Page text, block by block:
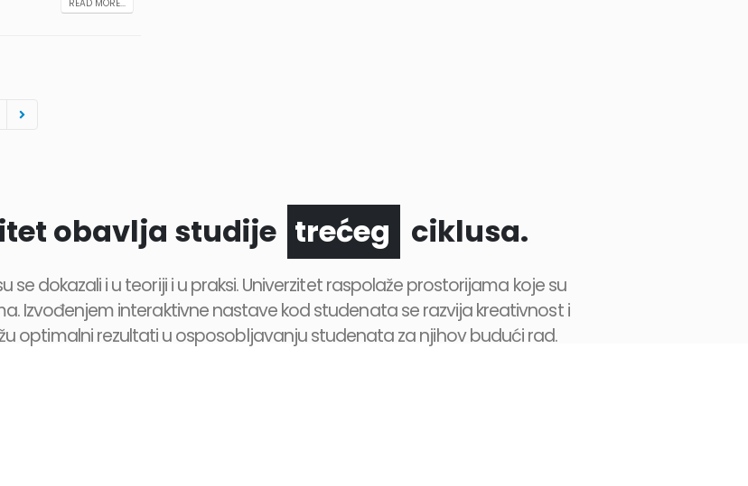
READ MORE...
obavlja studije prvog
trećeg
ciklusa.
se dokazali i u teoriji i u praksi. Univerzitet raspolaže prostorijama koje su
Izvođenjem interaktivne nastave kod studenata se razvija kreativnost i
optimalni rezultati u osposobljavanju studenata za njihov budući rad.